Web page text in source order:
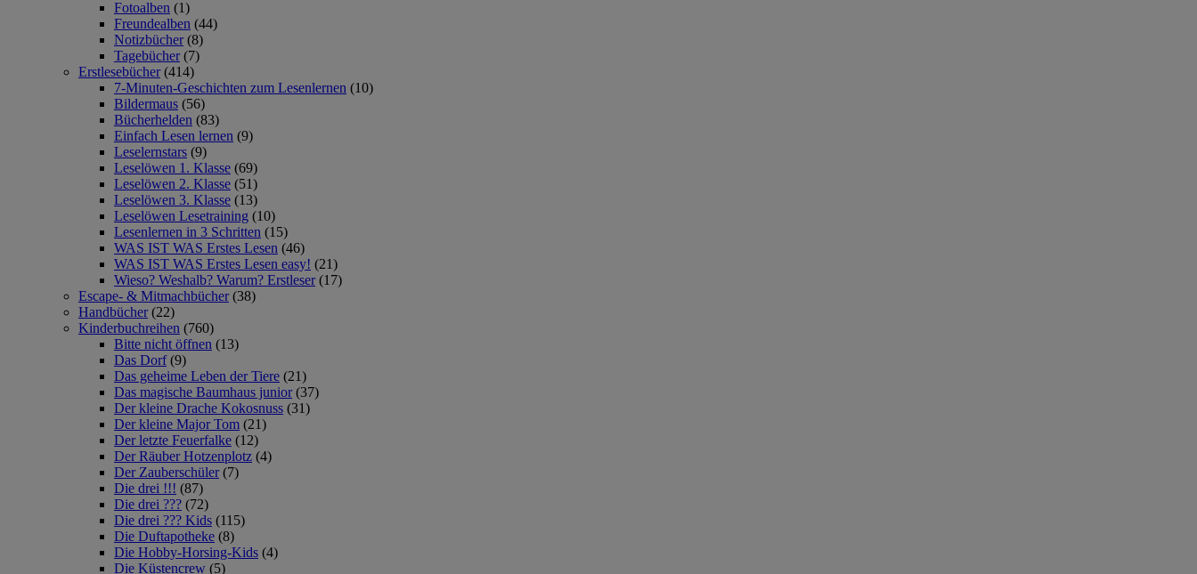
Fotoalben (1)
Freundealben (44)
Notizbücher (8)
Tagebücher (7)
Erstlesebücher (414)
7-Minuten-Geschichten zum Lesenlernen (10)
Bildermaus (56)
Bücherhelden (83)
Einfach Lesen lernen (9)
Leselernstars (9)
Leselöwen 1. Klasse (69)
Leselöwen 2. Klasse (51)
Leselöwen 3. Klasse (13)
Leselöwen Lesetraining (10)
Lesenlernen in 3 Schritten (15)
WAS IST WAS Erstes Lesen (46)
WAS IST WAS Erstes Lesen easy! (21)
Wieso? Weshalb? Warum? Erstleser (17)
Escape- & Mitmachbücher (38)
Handbücher (22)
Kinderbuchreihen (760)
Bitte nicht öffnen (13)
Das Dorf (9)
Das geheime Leben der Tiere (21)
Das magische Baumhaus junior (37)
Der kleine Drache Kokosnuss (31)
Der kleine Major Tom (21)
Der letzte Feuerfalke (12)
Der Räuber Hotzenplotz (4)
Der Zauberschüler (7)
Die drei !!! (87)
Die drei ??? (72)
Die drei ??? Kids (115)
Die Duftapotheke (8)
Die Hobby-Horsing-Kids (4)
Die Küstencrew (5)